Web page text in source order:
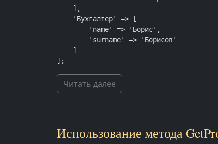
];
Читать далее
Использование метода